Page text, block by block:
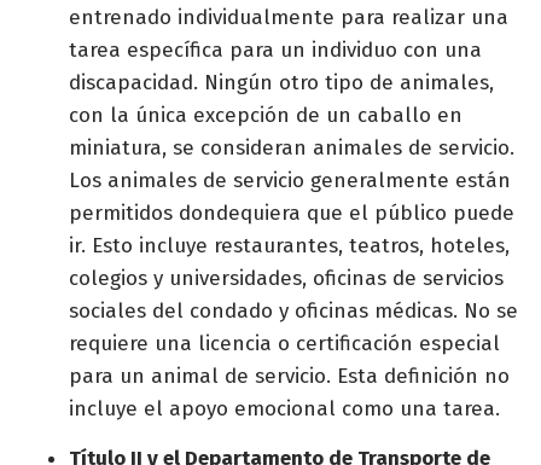
entrenado individualmente para realizar una
tarea específica para un individuo con una
discapacidad. Ningún otro tipo de animales,
con la única excepción de un caballo en
miniatura, se consideran animales de servicio.
Los animales de servicio generalmente están
permitidos dondequiera que el público puede
ir. Esto incluye restaurantes, teatros, hoteles,
colegios y universidades, oficinas de servicios
sociales del condado y oficinas médicas. No se
requiere una licencia o certificación especial
para un animal de servicio. Esta definición no
incluye el apoyo emocional como una tarea.
Título II y el Departamento de Transporte de